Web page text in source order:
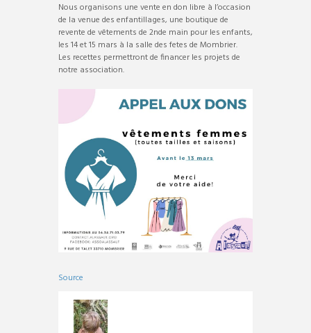
Nous organisons une vente en don libre à l’occasion
de la venue des enfantillages, une boutique de
revente de vêtements de 2nde main pour les enfants,
les 14 et 15 mars à la salle des fetes de Mombrier.
Les recettes permettront de financer les projets de
notre association.
Source